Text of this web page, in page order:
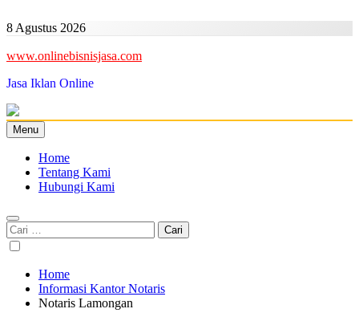
to
8 Agustus 2026
www.onlinebisnisjasa.com
Jasa Iklan Online
Menu
Home
Tentang Kami
Hubungi Kami
Cari
untuk:
Home
Informasi Kantor Notaris
Notaris Lamongan